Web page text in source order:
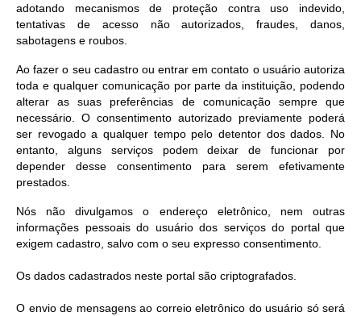
adotando mecanismos de proteção contra uso indevido,
tentativas de acesso não autorizados, fraudes, danos,
sabotagens e roubos.
Ao fazer o seu cadastro ou entrar em contato o usuário autoriza
toda e qualquer comunicação por parte da instituição, podendo
alterar as suas preferências de comunicação sempre que
necessário. O consentimento autorizado previamente poderá
ser revogado a qualquer tempo pelo detentor dos dados. No
entanto, alguns serviços podem deixar de funcionar por
depender desse consentimento para serem efetivamente
prestados.
Nós não divulgamos o endereço eletrônico, nem outras
informações pessoais do usuário dos serviços do portal que
exigem cadastro, salvo com o seu expresso consentimento.
Os dados cadastrados neste portal são criptografados.
O envio de mensagens ao correio eletrônico do usuário só será